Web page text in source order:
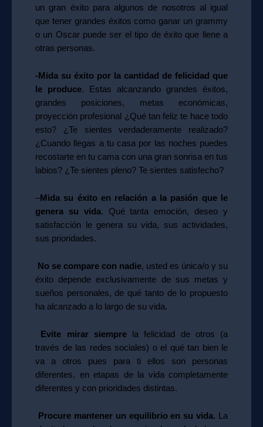
un gran éxito para algunos de nosotros al igual
que tener grandes éxitos como ganar un grammy
o un Oscar puede ser el tipo de éxito que llene a
otras personas.
-Mida su éxito por la cantidad de felicidad que
le produce. Estas alcanzando grandes éxitos,
grandes posiciones, metas económicas,
proyección profesional ¿Qué tan feliz te hace todo
esto? ¿Te sientes verdaderamente realizado?
¿Cuando llegas a tu casa por las noches puedes
recostarte en tu cama con una gran sonrisa en tus
labios? ¿Te sientes pleno? Te sientes satisfecho?
–Mida su éxito en relación a la pasión que le
genera su vida. Qué tanta emoción, deseo y
satisfacción le genera su vida, sus actividades,
sus prioridades.
No se compare con nadie, usted es única/o y su
éxito depende exclusivamente de sus metas y
sueños personales, de qué tanto de lo propuesto
ha alcanzado a lo largo de su vida.
Evite mirar siemprela felicidad de otros (a
través de las redes sociales) o el qué tan bien le
va a otros pues para ti ellos son personas
diferentes, en etapas de la vida completamente
diferentes y con prioridades distintas.
Procure mantener un equilibrio en su vida. La